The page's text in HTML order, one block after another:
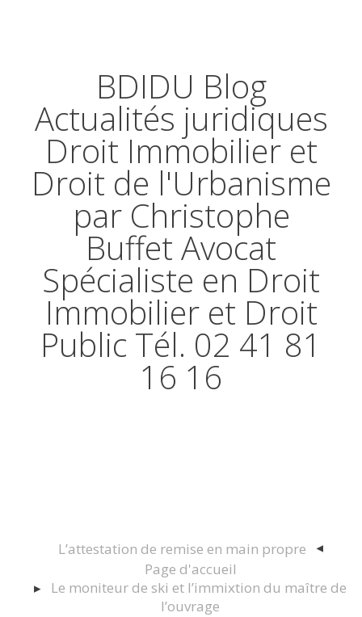
BDIDU Blog
Actualités juridiques
Droit Immobilier et
Droit de l'Urbanisme
par Christophe
Buffet Avocat
Spécialiste en Droit
Immobilier et Droit
Public Tél. 02 41 81
16 16
L’attestation de remise en main propre
Page d'accueil
Le moniteur de ski et l’immixtion du maître de
l’ouvrage